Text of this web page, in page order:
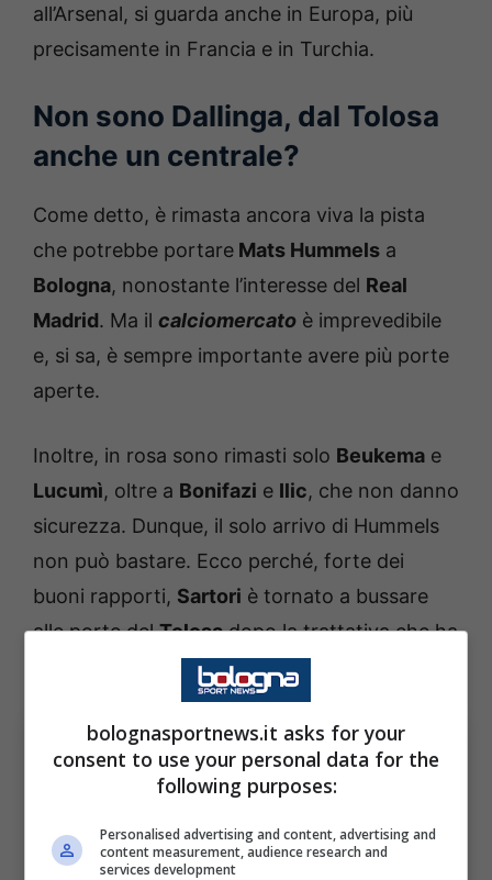
all’Arsenal, si guarda anche in Europa, più
precisamente in Francia e in Turchia.
Non sono Dallinga, dal Tolosa
anche un centrale?
Come detto, è rimasta ancora viva la pista
che potrebbe portare Mats Hummels a
Bologna, nonostante l’interesse del Real
Madrid. Ma il calciomercato è imprevedibile
e, si sa, è sempre importante avere più porte
aperte.
Inoltre, in rosa sono rimasti solo Beukema e
Lucumì, oltre a Bonifazi e Ilic, che non danno
sicurezza. Dunque, il solo arrivo di Hummels
non può bastare. Ecco perché, forte dei
buoni rapporti, Sartori è tornato a bussare
alle porte delTolosadopo la trattativa che ha
Dallingain rossoblù.
bolognasportnews.it asks for your
consent to use your personal data for the
following purposes:
Personalised advertising and content, advertising and
content measurement, audience research and
services development